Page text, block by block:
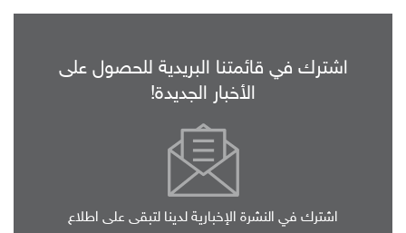
اشترك في قائمتنا البريدية للحصول على
الأخبار الجديدة!
اشترك في النشرة الإخبارية لدينا لتبقى على اطلاع